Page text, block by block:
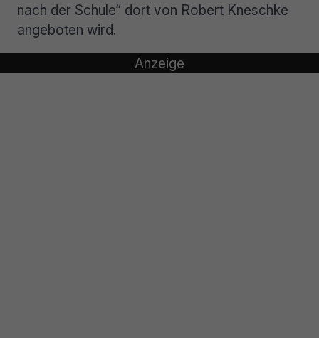
nach der Schule“ dort von Robert Kneschke
angeboten wird.